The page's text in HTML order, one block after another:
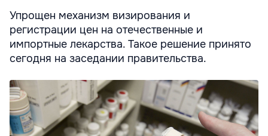
Упрощен механизм визирования и
регистрации цен на отечественные и
импортные лекарства. Такое решение принято
сегодня на заседании правительства.